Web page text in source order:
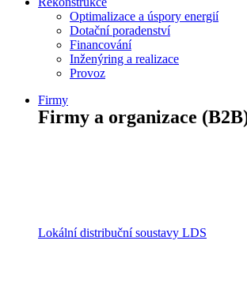
Optimalizace a úspory energií
Dotační poradenství
Financování
Inženýring a realizace
Provoz
Firmy
Firmy a organizace
Lokální distribuční soustavy LDS